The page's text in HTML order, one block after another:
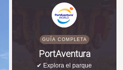
GUÍA COMPLETA
PortAventura
✔ Explora el parque